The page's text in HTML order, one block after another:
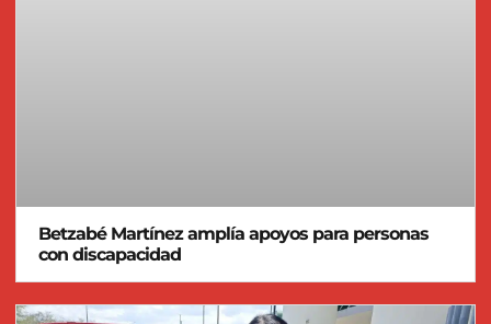
Betzabé Martínez amplía apoyos para personas
con discapacidad